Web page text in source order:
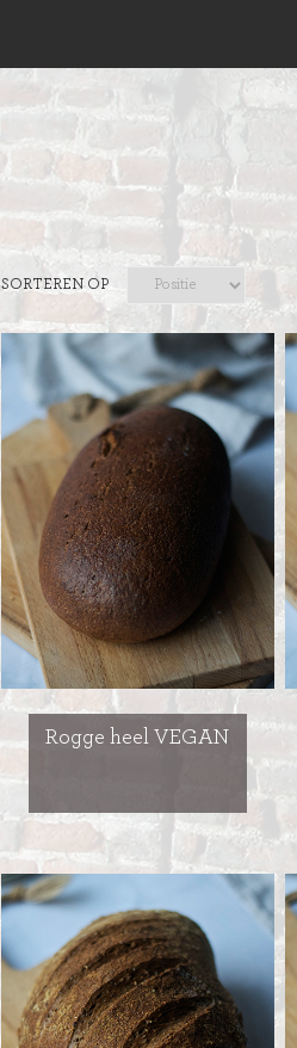
ZUURDESEM BROOD
BUSBRODEN
GEVULD BROOD
BROODJES
RIJSTEVLAAI
KRUIMELVLAAI
VLAAI RASTER
OPEN VLAAI
GEBAKJES
GÂTEAUX
SORTEREN OP
Rogge heel VEGAN